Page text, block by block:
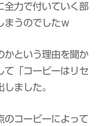
全力で付いていく部
まうのでしたｗ
かという理由を聞か
て「コービーはリセ
ました。
のコービーによって